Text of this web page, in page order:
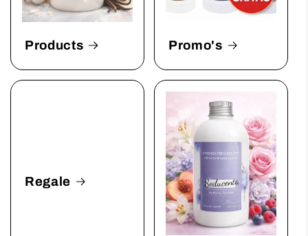
Products Promo's
Regale